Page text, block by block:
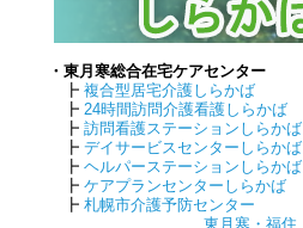
・東月寒総合在宅ケアセンター
┣ 複合型居宅介護しらかば
┣ 24時間訪問介護看護しらかば
┣ 訪問看護ステーションしらかば
┣ デイサービスセンターしらかば
┣ ヘルパーステーションしらかば
┣ ケアプランセンターしらかば
┣ 札幌市介護予防センター
東月寒・福住